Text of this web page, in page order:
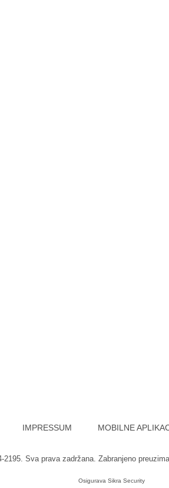
IMPRESSUM MOBILNE
Sva prava zadržana. Zabranjeno
Osigurava Sikra Security